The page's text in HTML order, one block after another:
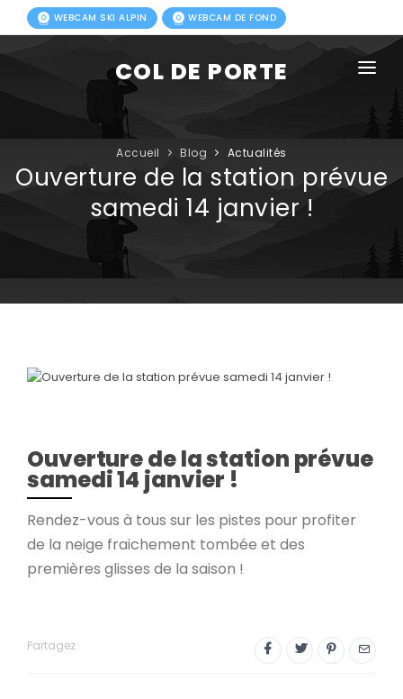
WEBCAM SKI ALPIN WEBCAM DE FOND
COL DE PORTE
FORFAITS
Accueil Blog Actualités
Ouverture de la station prévue
samedi 14 janvier !
Ouverture de la station prévue
samedi 14 janvier !
Rendez-vous à tous sur les pistes pour profiter
de la neige fraichement tombée et des
premières glisses de la saison !
Partagez